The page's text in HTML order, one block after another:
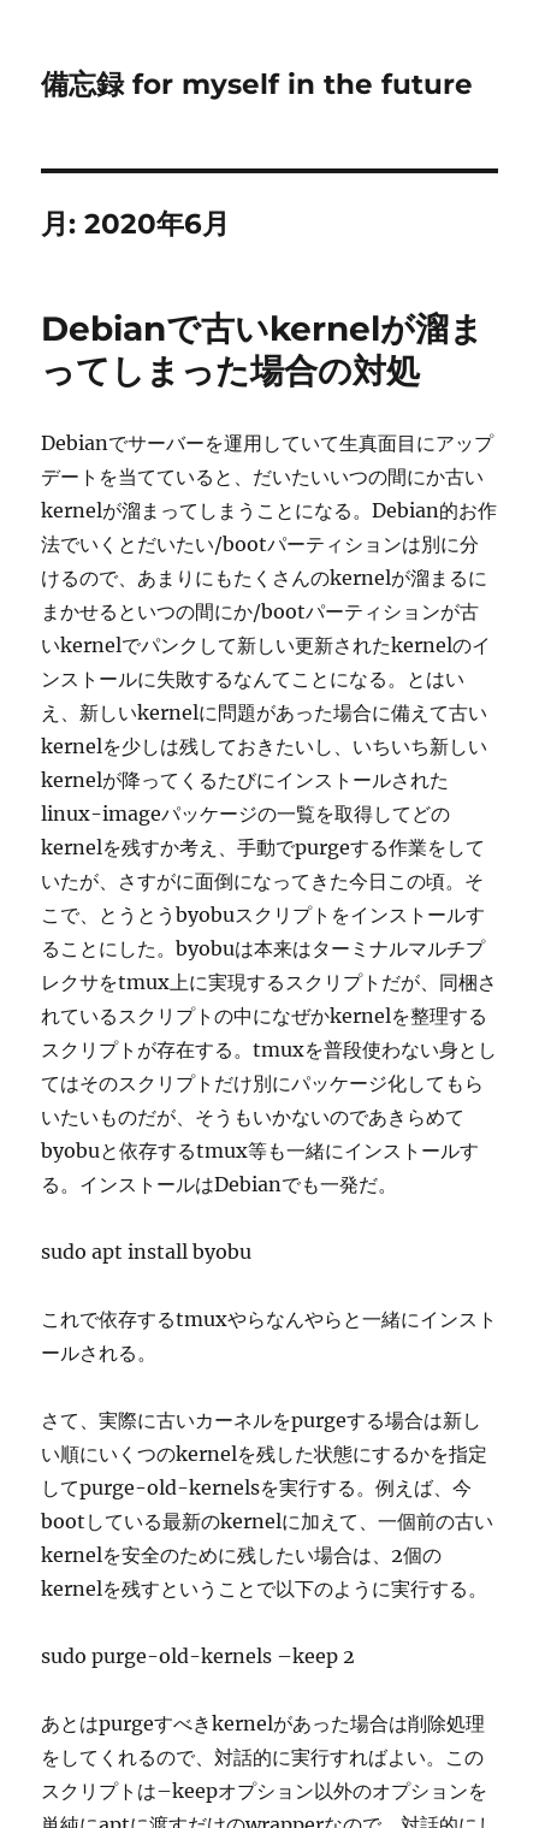
備忘録 for myself in the future
月:2020年6月
Debianで古いkernelが溜ま
ってしまった場合の対処
Debianでサーバーを運用していて生真面目にアップ
デートを当てていると、だいたいいつの間にか古い
kernelが溜まってしまうことになる。Debian的お作
法でいくとだいたい/bootパーティションは別に分
けるので、あまりにもたくさんのkernelが溜まるに
まかせるといつの間にか/bootパーティションが古
いkernelでパンクして新しい更新されたkernelのイ
ンストールに失敗するなんてことになる。とはい
え、新しいkernelに問題があった場合に備えて古い
kernelを少しは残しておきたいし、いちいち新しい
kernelが降ってくるたびにインストールされた
linux-imageパッケージの一覧を取得してどの
kernelを残すか考え、手動でpurgeする作業をして
いたが、さすがに面倒になってきた今日この頃。そ
こで、とうとうbyobuスクリプトをインストールす
ることにした。byobuは本来はターミナルマルチプ
レクサをtmux上に実現するスクリプトだが、同梱さ
れているスクリプトの中になぜかkernelを整理する
スクリプトが存在する。tmuxを普段使わない身とし
てはそのスクリプトだけ別にパッケージ化してもら
いたいものだが、そうもいかないのであきらめて
byobuと依存するtmux等も一緒にインストールす
る。インストールはDebianでも一発だ。
sudo apt install byobu
これで依存するtmuxやらなんやらと一緒にインスト
ールされる。
さて、実際に古いカーネルをpurgeする場合は新し
い順にいくつのkernelを残した状態にするかを指定
してpurge-old-kernelsを実行する。例えば、今
bootしている最新のkernelに加えて、一個前の古い
kernelを安全のために残したい場合は、2個の
kernelを残すということで以下のように実行する。
sudo purge-old-kernels –keep 2
あとはpurgeすべきkernelがあった場合は削除処理
をしてくれるので、対話的に実行すればよい。この
スクリプトは–keepオプション以外のオプションを